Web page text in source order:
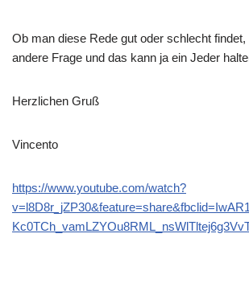
Ob man diese Rede gut oder schlecht findet,
andere Frage und das kann ja ein Jeder
Herzlichen Gruß
Vincento
https://www.youtube.com/watch?